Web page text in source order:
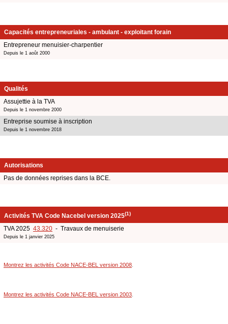
Capacités entrepreneuriales - ambulant - exploitant forain
Entrepreneur menuisier-charpentier
Depuis le 1 août 2000
Qualités
Assujettie à la TVA
Depuis le 1 novembre 2000
Entreprise soumise à inscription
Depuis le 1 novembre 2018
Autorisations
Pas de données reprises dans la BCE.
Activités TVA Code Nacebel version 2025(1)
TVA 2025 43.320 - Travaux de menuiserie
Depuis le 1 janvier 2025
Montrez les activités Code NACE-BEL version 2008
Montrez les activités Code NACE-BEL version 2003